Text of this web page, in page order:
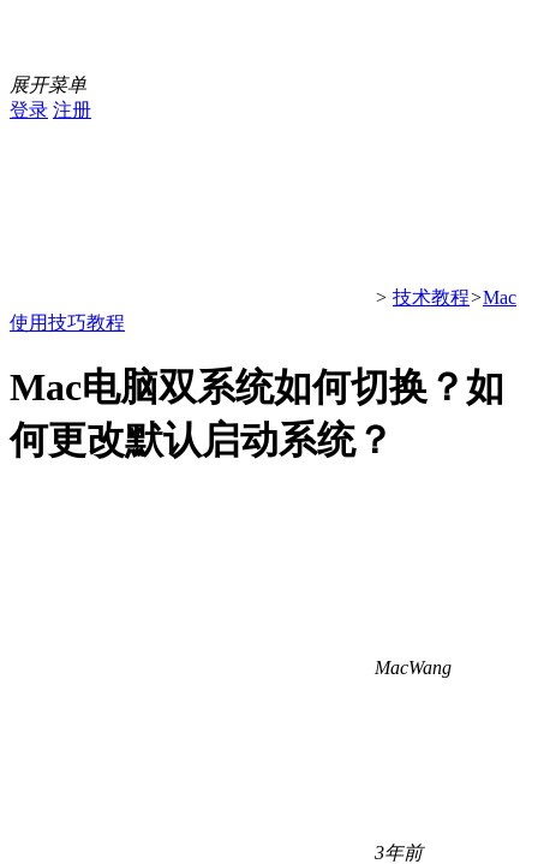
展开菜单
登录 注册
> 技术教程>Mac
使用技巧教程
Mac电脑双系统如何切换？如
何更改默认启动系统？
MacWang
3年前